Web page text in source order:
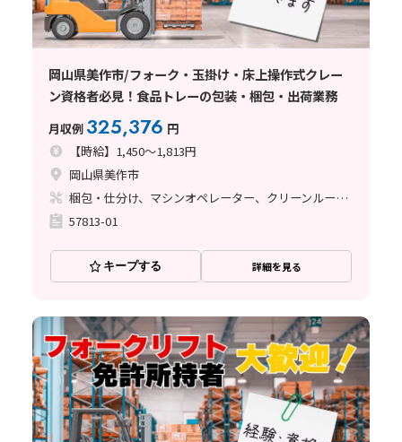
岡山県美作市/フォーク・玉掛け・床上操作式クレー
ン資格者必見！食品トレーの包装・梱包・出荷業務
月収例 325,376 円
【時給】1,450～1,813円
岡山県美作市
梱包・仕分け、マシンオペレーター、クリーンルーム、フォークリフト、玉掛け・クレーン
57813-01
キープする 詳細を見る